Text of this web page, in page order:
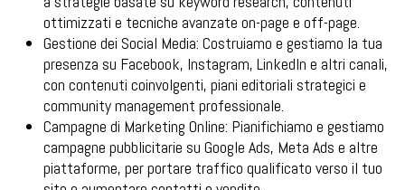
ottimizzati e tecniche avanzate on-page e off-page.
Gestione dei Social Media: Costruiamo e gestiamo la tua
presenza su Facebook, Instagram, LinkedIn e altri canali,
con contenuti coinvolgenti, piani editoriali strategici e
community management professionale.
Campagne di Marketing Online: Pianifichiamo e gestiamo
campagne pubblicitarie su Google Ads, Meta Ads e altre
piattaforme, per portare traffico qualificato verso il tuo